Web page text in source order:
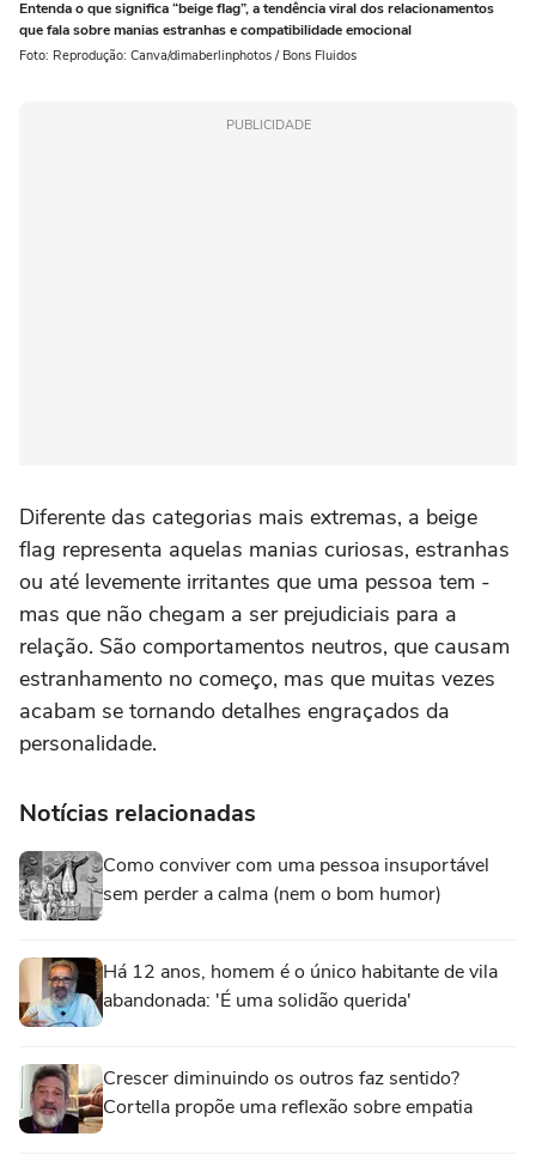
Entenda o que significa “beige flag”, a tendência viral dos relacionamentos
que fala sobre manias estranhas e compatibilidade emocional
Foto: Reprodução: Canva/dimaberlinphotos / Bons Fluidos
PUBLICIDADE
Diferente das categorias mais extremas, a beige
flag representa aquelas manias curiosas, estranhas
ou até levemente irritantes que uma pessoa tem -
mas que não chegam a ser prejudiciais para a
relação. São comportamentos neutros, que causam
estranhamento no começo, mas que muitas vezes
acabam se tornando detalhes engraçados da
personalidade.
Notícias relacionadas
Como conviver com uma pessoa insuportável
sem perder a calma (nem o bom humor)
Há 12 anos, homem é o único habitante de vila
abandonada: 'É uma solidão querida'
Crescer diminuindo os outros faz sentido?
Cortella propõe uma reflexão sobre empatia